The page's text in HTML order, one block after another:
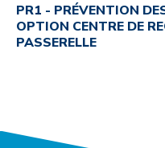
PR1 - PRÉVENTION
OPTION CENTRE DE
PASSERELLE